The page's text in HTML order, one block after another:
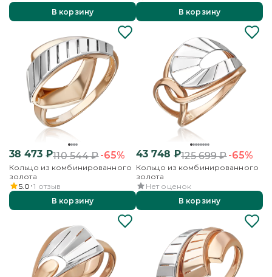
В корзину
В корзину
38 473₽110 544₽-65%
Кольцо из комбинированного
золота
5.0 1 отзыв
В корзину
43 748 ₽125 699₽-65%
Кольцо из комбинированного
золота
Нет оценок
В корзину